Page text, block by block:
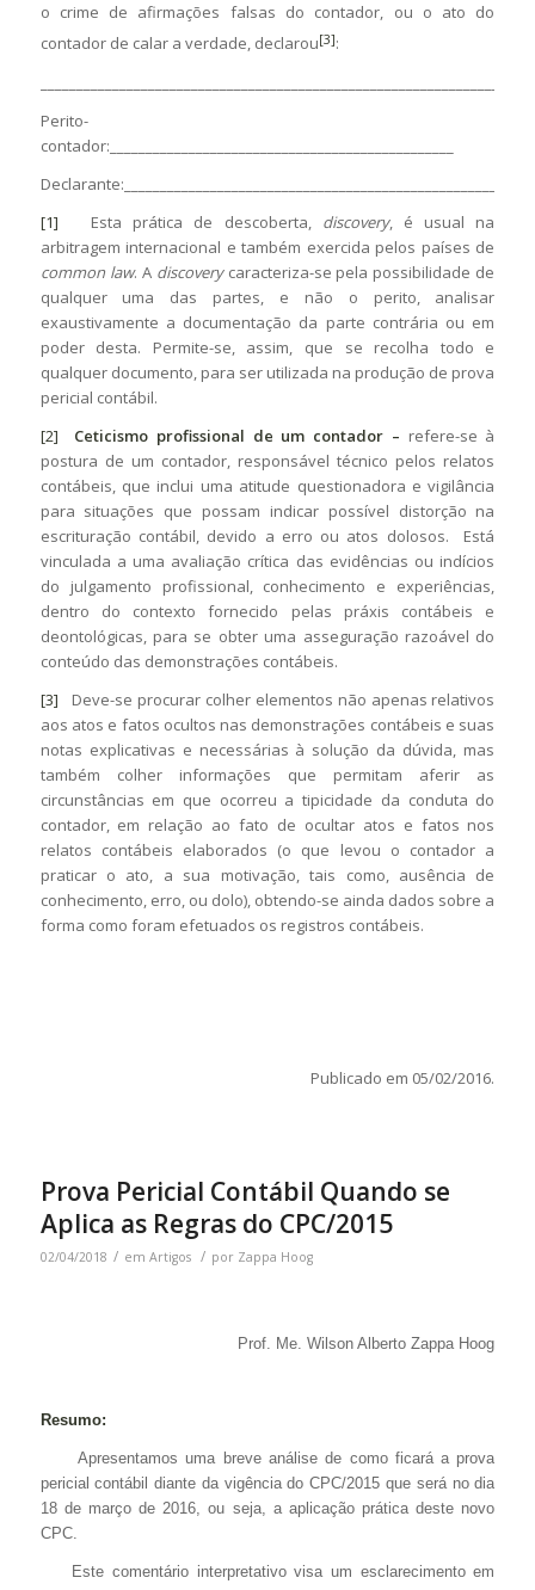
o crime de afirmações falsas do contador, ou o ato do
contador de calar a verdade, declarou[3]:
Perito-
contador:________________________________________________
Declarante:____________________________________________________
[1] Esta prática de descoberta, discovery, é usual na
arbitragem internacional e também exercida pelos países de
common law. A discoverycaracteriza-se pela possibilidade de
qualquer uma das partes, e não o perito, analisar
exaustivamente a documentação da parte contrária ou em
poder desta. Permite-se, assim, que se recolha todo e
qualquer documento, para ser utilizada na produção de prova
pericial contábil.
[2]
Ceticismo profissional de um contador – refere-se à
postura de um contador, responsável técnico pelos relatos
contábeis, que inclui uma atitude questionadora e vigilância
para situações que possam indicar possível distorção na
escrituração contábil, devido a erro ou atos dolosos. Está
vinculada a uma avaliação crítica das evidências ou indícios
do julgamento profissional, conhecimento e experiências,
dentro do contexto fornecido pelas práxis contábeis e
deontológicas, para se obter uma asseguração razoável do
conteúdo das demonstrações contábeis.
[3] Deve-se procurar colher elementos não apenas relativos
aos atos e fatos ocultos nas demonstrações contábeis e suas
notas explicativas e necessárias à solução da dúvida, mas
também colher informações que permitam aferir as
circunstâncias em que ocorreu a tipicidade da conduta do
contador, em relação ao fato de ocultar atos e fatos nos
relatos contábeis elaborados (o que levou o contador a
praticar o ato, a sua motivação, tais como, ausência de
conhecimento, erro, ou dolo), obtendo-se ainda dados sobre a
forma como foram efetuados os registros contábeis.
Publicado em 05/02/2016.
Prova Pericial Contábil Quando se
Aplica as Regras do CPC/2015
02/04/2018 / em Artigos / por Zappa Hoog
Prof. Me. Wilson Alberto Zappa Hoog
Resumo:
Apresentamos uma breve análise de como ficará a prova
pericial contábil diante da vigência do CPC/2015 que será no dia
18 de março de 2016, ou seja, a aplicação prática deste novo
CPC.
Este comentário interpretativo visa um esclarecimento em